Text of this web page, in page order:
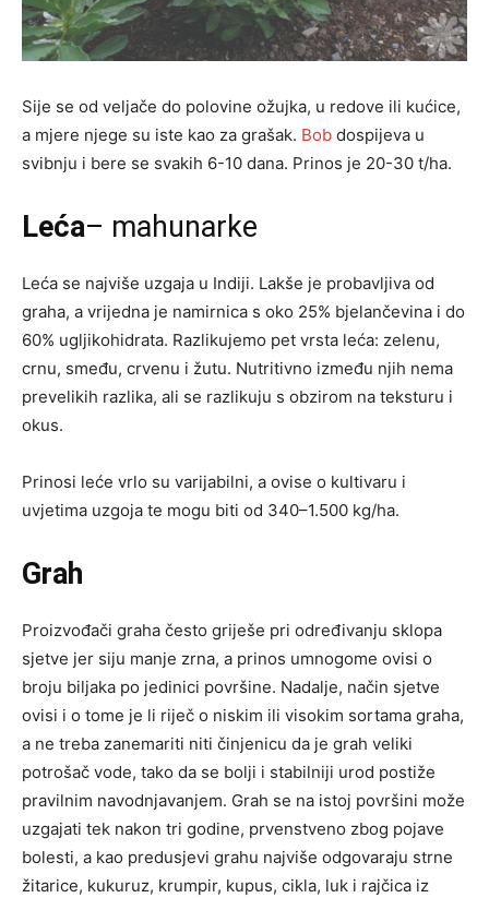
Sije se od veljače do polovine ožujka, u redove ili kućice,
a mjere njege su iste kao za grašak. Bob dospijeva u
svibnju i bere se svakih 6-10 dana. Prinos je 20-30 t/ha.
Leća– mahunarke
Leća se najviše uzgaja u Indiji. Lakše je probavljiva od
graha, a vrijedna je namirnica s oko 25% bjelančevina i do
60% ugljikohidrata. Razlikujemo pet vrsta leća: zelenu,
crnu, smeđu, crvenu i žutu. Nutritivno između njih nema
prevelikih razlika, ali se razlikuju s obzirom na teksturu i
okus.
Prinosi leće vrlo su varijabilni, a ovise o kultivaru i
uvjetima uzgoja te mogu biti od 340–1.500 kg/ha.
Grah
Proizvođači graha često griješe pri određivanju sklopa
sjetve jer siju manje zrna, a prinos umnogome ovisi o
broju biljaka po jedinici površine. Nadalje, način sjetve
ovisi i o tome je li riječ o niskim ili visokim sortama graha,
a ne treba zanemariti niti činjenicu da je grah veliki
potrošač vode, tako da se bolji i stabilniji urod postiže
pravilnim navodnjavanjem. Grah se na istoj površini može
uzgajati tek nakon tri godine, prvenstveno zbog pojave
bolesti, a kao predusjevi grahu najviše odgovaraju strne
žitarice, kukuruz, krumpir, kupus, cikla, luk i rajčica iz